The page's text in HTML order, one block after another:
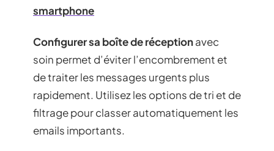
smartphone
Configurer sa boîte de réceptionavec
soin permet d’éviter l’encombrement et
de traiter les messages urgents plus
rapidement. Utilisez les options de tri et de
filtrage pour classer automatiquement les
emails importants.